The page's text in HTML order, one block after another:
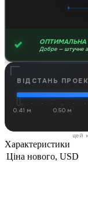
ОПТИМАЛЬНА
Добре — штучне
ВІДСТАНЬ
0.41 м 0.50 м
цей
Характеристики
Ціна нового, USD